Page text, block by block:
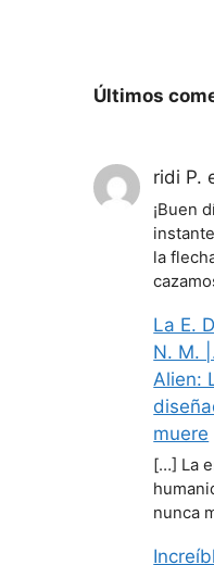
Últimos
ridi P.
¡Buen
la
La E.
N. M.
Alien:
muere
[…] La
nunca